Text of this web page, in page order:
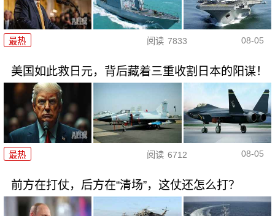
最热 阅读 7833 08-05
美国如此救日元，背后藏着三重收割日本的阳谋！
最热 阅读 6712 08-05
前方在打仗，后方在“清场”，这仗还怎么打？